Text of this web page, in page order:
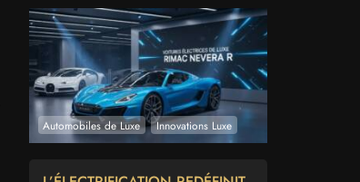
Automobiles de Luxe Innovations Luxe